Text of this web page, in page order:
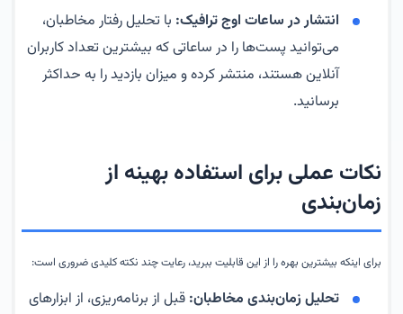
انتشار در ساعات اوج ترافیک: با تحلیل رفتار مخاطبان،
می‌توانید پست‌ها را در ساعاتی که بیشترین تعداد کاربران
آنلاین هستند، منتشر کرده و میزان بازدید را به حداکثر
برسانید.
نکات عملی برای استفاده بهینه از
زمان‌بندی
برای اینکه بیشترین بهره را از این قابلیت ببرید، رعایت چند نکته کلیدی ضروری است:
تحلیل زمان‌بندی مخاطبان: قبل از برنامه‌ریزی، از ابزارهای